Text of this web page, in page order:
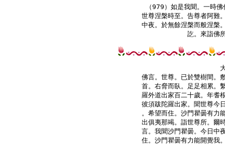
（979）如是我聞。一時
世尊涅槃時至。告尊者阿難
中夜。於無餘涅槃而般涅槃
訖。來詣佛
佛言。世尊。已於雙樹間。
首。右脅而臥。足足相累。
羅外道出家百二十歲。年耆
彼須跋陀羅出家。聞世尊今
。希望而住。沙門瞿曇有力
出俱夷那竭。詣世尊所。爾
言。我聞沙門瞿曇。今日中
住。沙門瞿曇有力能開覺我